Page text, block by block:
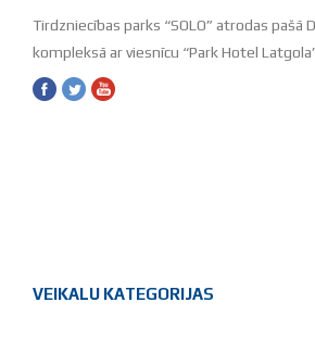
Tirdzniecības parks “SOLO” atrodas pašā
kompleksā ar viesnīcu “Park Hotel
VEIKALU KATEGORIJAS